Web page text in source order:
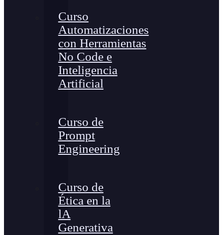
Curso
Automatizaciones
con Herramientas
No Code e
Inteligencia
Artificial
Curso de
Prompt
Engineering
Curso de
Ética en la
lA
Generativa